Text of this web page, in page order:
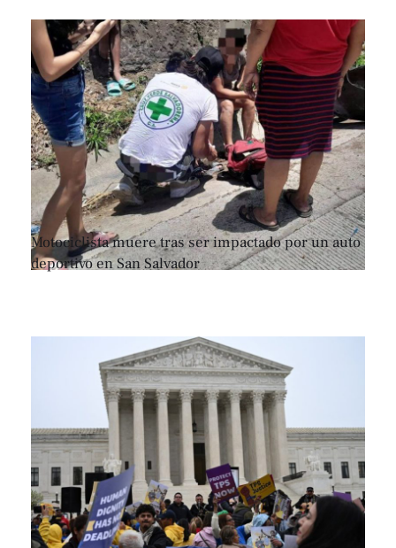
Motociclista muere tras ser impactado por un auto
deportivo en San Salvador